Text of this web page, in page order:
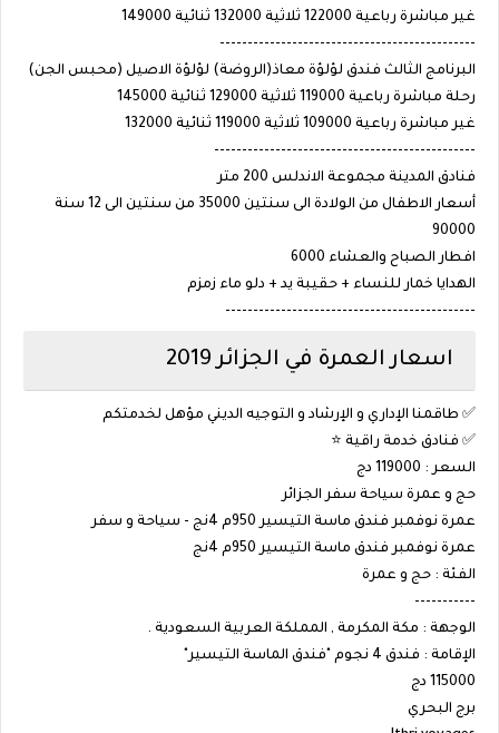
غير مباشرة رباعية 122000 ثلاثية 132000 ثنائية 149000
----------------------------------------------
البرنامج الثالث فندق لؤلؤة معاذ(الروضة) لؤلؤة الاصيل (محبس الجن)
رحلة مباشرة رباعية 119000 ثلاثية 129000 ثنائية 145000
غير مباشرة رباعية 109000 ثلاثية 119000 ثنائية 132000
-----------------------------------------------
فنادق المدينة مجموعة الاندلس 200 متر
أسعار الاطفال من الولادة الى سنتين 35000 من سنتين الى 12 سنة
90000
افطار الصباح والعشاء 6000
الهدايا خمار للنساء + حقيبة يد + دلو ماء زمزم
---------------------------------------------
اسعار العمرة في الجزائر 2019
✅ طاقمنا الإداري و الإرشاد و التوجيه الديني مؤهل لخدمتكم
✅ فنادق خدمة راقية ⭐️
السعر : 119000 دج
حج و عمرة سياحة سفر الجزائر
عمرة نوفمبر فندق ماسة التيسير 950م 4نج - سياحة و سفر
عمرة نوفمبر فندق ماسة التيسير 950م 4نج
الفئة : حج و عمرة
-----------
الوجهة : مكة المكرمة , المملكة العربية السعودية .
الإقامة : فندق 4 نجوم "فندق الماسة التيسير"
115000 دج
برج البحري